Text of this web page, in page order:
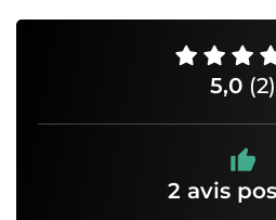
5,0 (2)
2 avis